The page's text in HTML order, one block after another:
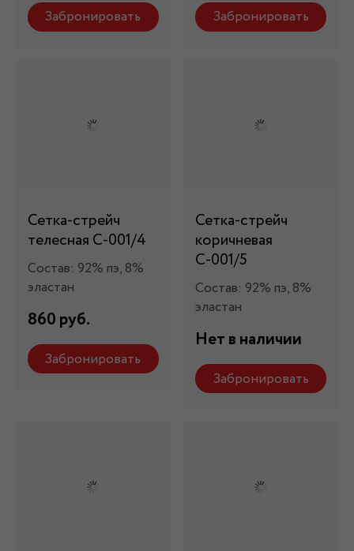
Забронировать Забронировать
Сетка-стрейч
телесная С-001/4
Состав: 92% пэ, 8%
эластан
860 руб.
Забронировать
Сетка-стрейч
коричневая
С-001/5
Состав: 92% пэ, 8%
эластан
Нет в наличии
Забронировать